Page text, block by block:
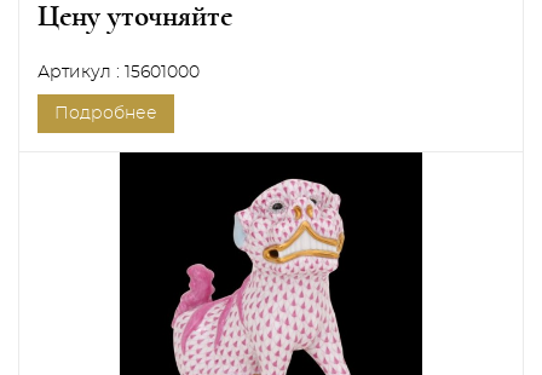
Цену уточняйте
Артикул : 15601000
Подробнее